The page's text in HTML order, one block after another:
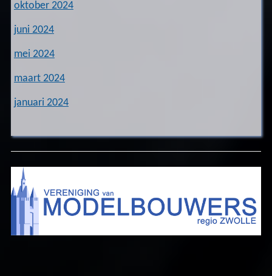
oktober 2024
juni 2024
mei 2024
maart 2024
januari 2024